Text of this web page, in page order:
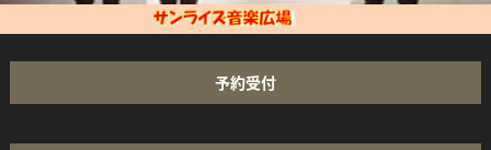
予約受付